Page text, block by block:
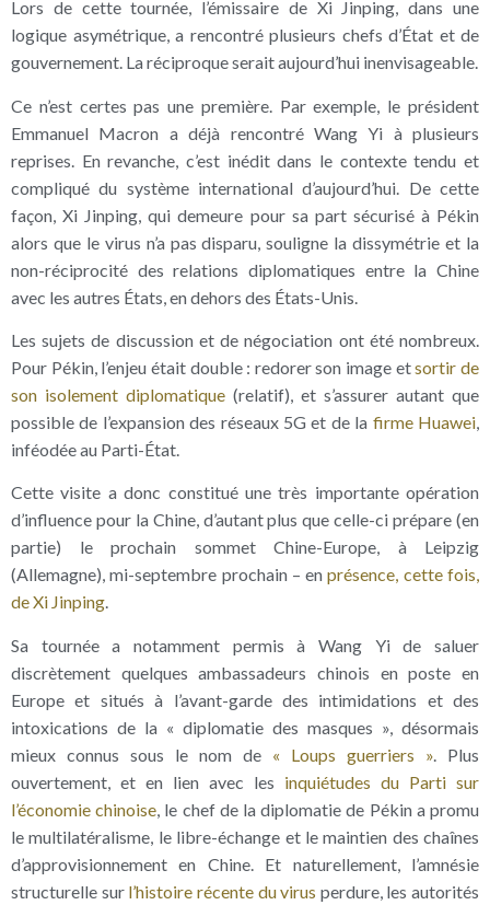
Lors de cette tournée, l’émissaire de Xi Jinping, dans une
logique asymétrique, a rencontré plusieurs chefs d’État et de
gouvernement. La réciproque serait aujourd’hui inenvisageable.
Ce n’est certes pas une première. Par exemple, le président
Emmanuel Macron a déjà rencontré Wang Yi à plusieurs
reprises. En revanche, c’est inédit dans le contexte tendu et
compliqué du système international d’aujourd’hui. De cette
façon, Xi Jinping, qui demeure pour sa part sécurisé à Pékin
alors que le virus n’a pas disparu, souligne la dissymétrie et la
non-réciprocité des relations diplomatiques entre la Chine
avec les autres États, en dehors des États-Unis.
Les sujets de discussion et de négociation ont été nombreux.
Pour Pékin, l’enjeu était double : redorer son image etsortir de
son isolement diplomatique (relatif), et s’assurer autant que
possible de l’expansion des réseaux 5G et de la firme Huawei,
inféodée au Parti-État.
Cette visite a donc constitué une très importante opération
d’influence pour la Chine, d’autant plus que celle-ci prépare (en
partie) le prochain sommet Chine-Europe, à Leipzig
(Allemagne), mi-septembre prochain – enprésence, cette fois,
de Xi Jinping.
Sa tournée a notamment permis à Wang Yi de saluer
discrètement quelques ambassadeurs chinois en poste en
Europe et situés à l’avant-garde des intimidations et des
intoxications de la « diplomatie des masques », désormais
mieux connus sous le nom de « Loups guerriers » . Plus
ouvertement, et en lien avec les inquiétudes du Parti sur
l’économie chinoise , le chef de la diplomatie de Pékin a promu
le multilatéralisme, le libre-échange et le maintien des chaînes
d’approvisionnement en Chine. Et naturellement, l’amnésie
structurelle sur l’histoire récente du virus perdure, les autorités